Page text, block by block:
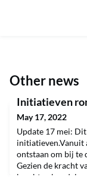
Other news
Initiatieven
May 17, 2022
Update 17 mei:
initiatieven.Vanuit
ontstaan om bij te
Gezien de kracht